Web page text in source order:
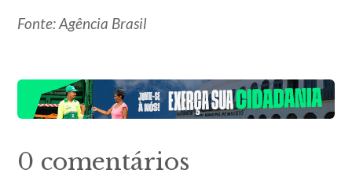
Fonte: Agência Brasil
0 comentários